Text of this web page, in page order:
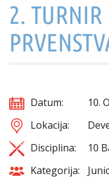
2. TURNIR
Datum:
10.
Lokacija:
Disciplina:
10
Kategorija: